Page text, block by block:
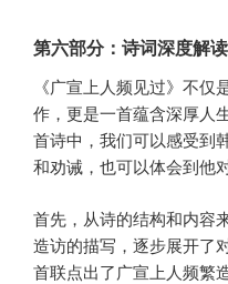
第六部分：诗词深度解读
《广宣上人频见过》不
作，更是一首蕴含深厚人
首诗中，我们可以感受到
和劝诫，也可以体会到他
首先，从诗的结构和内容
造访的描写，逐步展开了
首联点出了广宣上人频繁